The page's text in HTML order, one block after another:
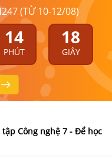
(TỪ 10-12/08)
14
PHÚT
18
GIÂY
Công nghệ 7 - Để học